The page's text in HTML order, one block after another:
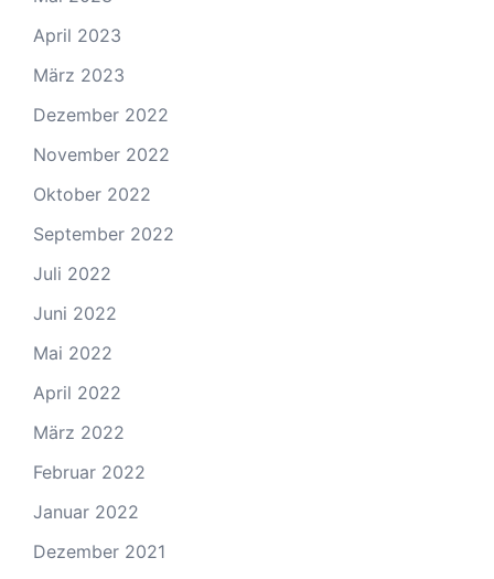
April 2023
März 2023
Dezember 2022
November 2022
Oktober 2022
September 2022
Juli 2022
Juni 2022
Mai 2022
April 2022
März 2022
Februar 2022
Januar 2022
Dezember 2021